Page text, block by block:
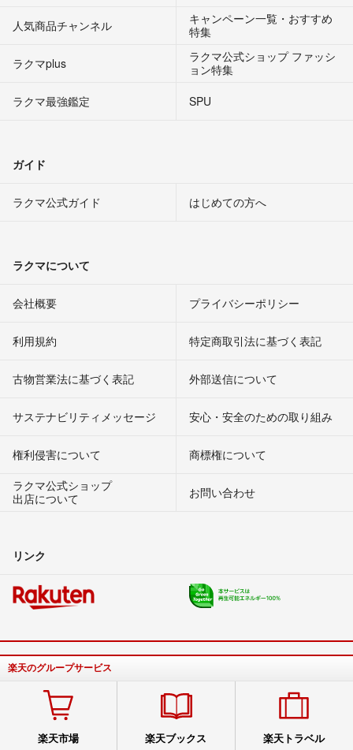
人気商品チャンネル
キャンペーン一覧・おすすめ
特集
ラクマplus
ラクマ公式ショップ ファッシ
ョン特集
ラクマ最強鑑定
SPU
ガイド
ラクマ公式ガイド はじめての方へ
ラクマについて
会社概要 プライバシーポリシー
利用規約 特定商取引法に基づく表記
古物営業法に基づく表記 外部送信について
サステナビリティメッセージ 安心・安全のための取り組み
権利侵害について
商標権について
ラクマ公式ショップ
出店について
お問い合わせ
リンク
楽天のグループサービス
楽天市場 楽天ブックス 楽天トラベル